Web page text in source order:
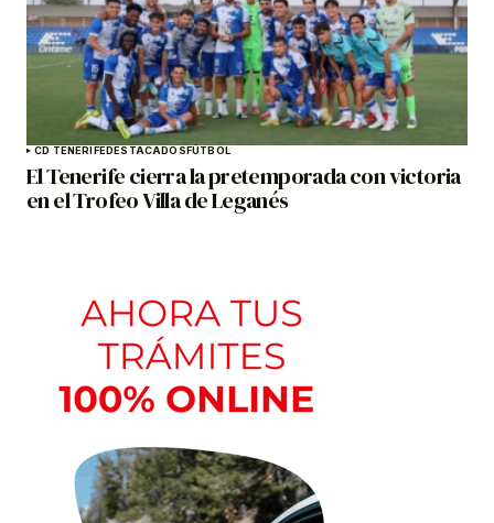
CD TENERIFEDESTACADOSFÚTBOL
El Tenerife cierra la pretemporada con victoria
en el Trofeo Villa de Leganés